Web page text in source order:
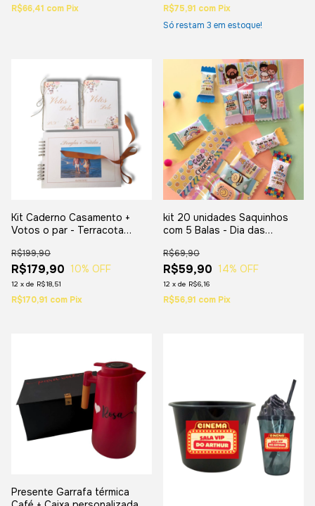
R$66,41 com Pix R$75,91 com Pix
Só restam 3 em estoque!
Kit Caderno Casamento +
Votos o par - Terracota
R$179,90
R$199,90
10% OFF
12 x de R$18,51
R$170,91 com Pix
kit 20 unidades Saquinhos
com 5 Balas - Dia das
R$59,90
R$69,90
14% OFF
12 x de R$6,16
R$56,91 com Pix
Presente Garrafa térmica